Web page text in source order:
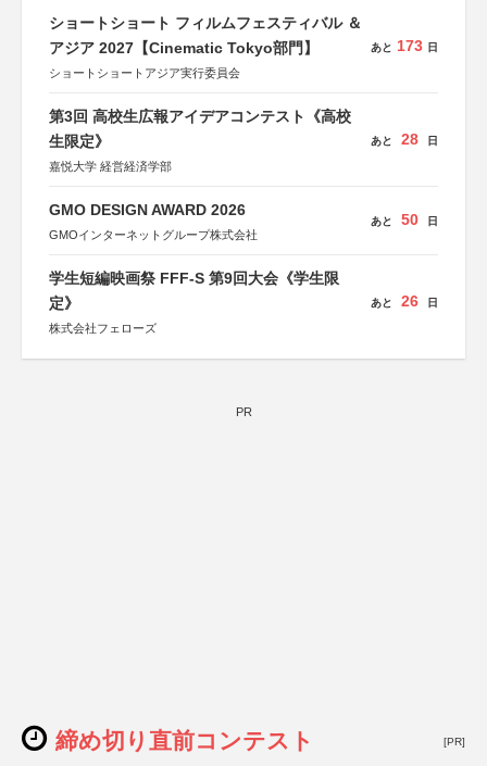
ショートショート フィルムフェスティバル ＆
アジア 2027【Cinematic Tokyo部門】
ショートショートアジア実行委員会
あと 173 日
第3回 高校生広報アイデアコンテスト《高校
生限定》
嘉悦大学 経営経済学部
あと 28 日
GMO DESIGN AWARD 2026
GMOインターネットグループ株式会社
あと 50 日
学生短編映画祭 FFF-S 第9回大会《学生限
定》
株式会社フェローズ
あと 26 日
PR
締め切り直前コンテスト [PR]